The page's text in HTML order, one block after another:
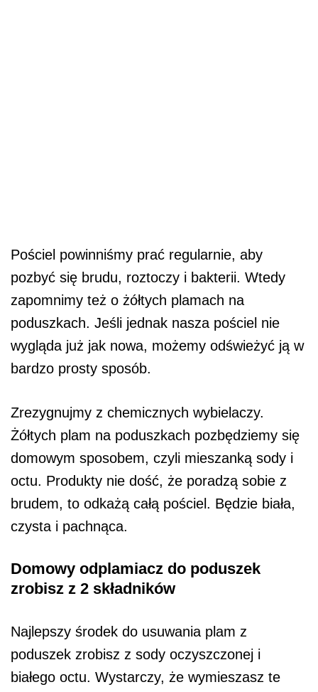
Pościel powinniśmy prać regularnie, aby
pozbyć się brudu, roztoczy i bakterii. Wtedy
zapomnimy też o żółtych plamach na
poduszkach. Jeśli jednak nasza pościel nie
wygląda już jak nowa, możemy odświeżyć ją w
bardzo prosty sposób.
Zrezygnujmy z chemicznych wybielaczy.
Żółtych plam na poduszkach pozbędziemy się
domowym sposobem, czyli mieszanką sody i
octu. Produkty nie dość, że poradzą sobie z
brudem, to odkażą całą pościel. Będzie biała,
czysta i pachnąca.
Domowy odplamiacz do poduszek
zrobisz z 2 składników
Najlepszy środek do usuwania plam z
poduszek zrobisz z sody oczyszczonej i
białego octu. Wystarczy, że wymieszasz te